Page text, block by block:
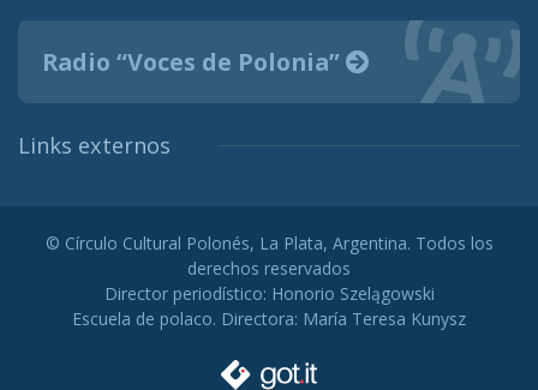
Radio “Voces de Polonia”
Links externos
© Círculo Cultural Polonés, La Plata, Argentina. Todos los
derechos reservados
Director periodístico: Honorio Szelągowski
Escuela de polaco. Directora: María Teresa Kunysz